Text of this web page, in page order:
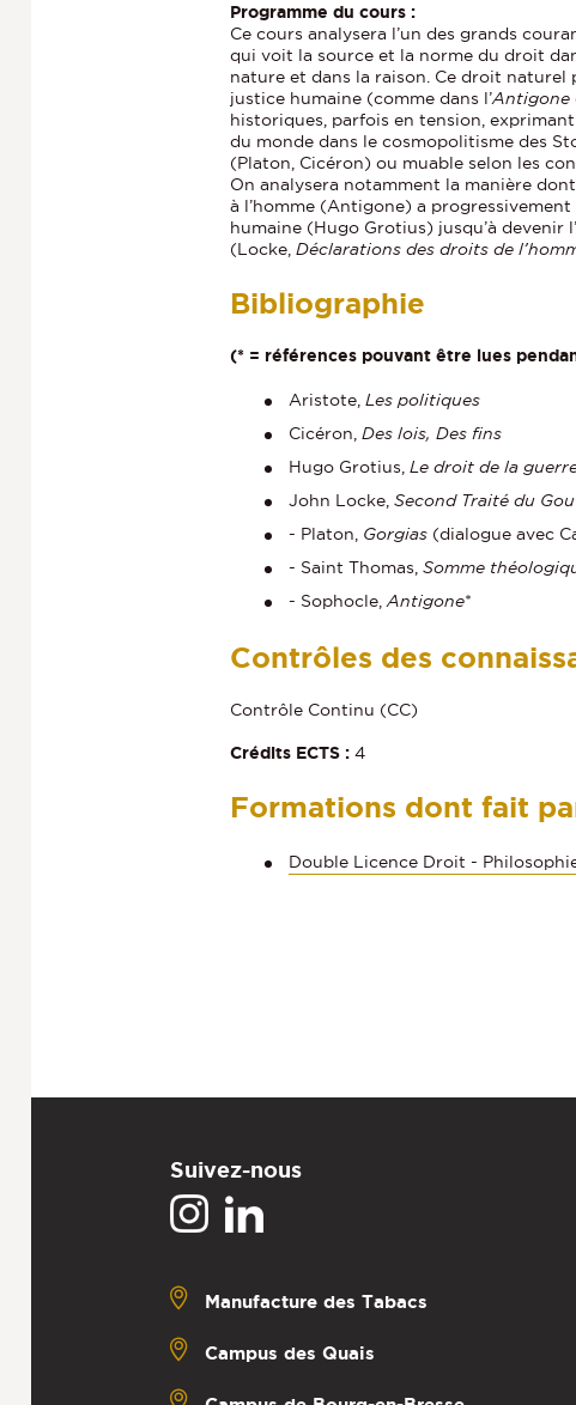
Programme du cours :
Ce cours analysera l’un des grands
qui voit la source et la norme du droit
nature et dans la raison. Ce droit naturel
justice humaine (comme dans l’Antigone
historiques, parfois en tension,
du monde dans le cosmopolitisme des
(Platon, Cicéron) ou muable selon les
On analysera notamment la manière
à l’homme (Antigone) a
humaine (Hugo Grotius) jusqu’à devenir
(Locke, Déclarations des droits de
Bibliographie
(* = références pouvant être lues
Aristote, Les politiques
Cicéron, Des lois, Des fins
Hugo Grotius, Le droit de la
John Locke, Second Traité du
- Platon, Gorgias (dialogue avec
- Saint Thomas, Somme
- Sophocle, Antigone*
Contrôles des
Contrôle Continu (CC)
Crédits ECTS : 4
Formations dont fait
Double Licence Droit -
Suivez-nous
Manufacture des Tabacs
Campus des Quais